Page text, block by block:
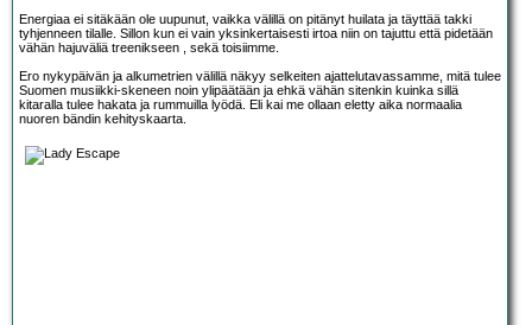
Energiaa ei sitäkään ole uupunut, vaikka välillä on pitänyt huilata ja täyttää takki
tyhjenneen tilalle. Sillon kun ei vain yksinkertaisesti irtoa niin on tajuttu että pidetään
vähän hajuväliä treenikseen , sekä toisiimme.
Ero nykypäivän ja alkumetrien välillä näkyy selkeiten ajattelutavassamme, mitä tulee
Suomen musiikki-skeneen noin ylipäätään ja ehkä vähän sitenkin kuinka sillä
kitaralla tulee hakata ja rummuilla lyödä. Eli kai me ollaan eletty aika normaalia
nuoren bändin kehityskaarta.